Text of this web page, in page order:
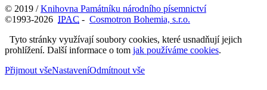
© 2019 /Knihovna Památníku národního písemnictví
©1993-2026 IPAC - Cosmotron Bohemia, s.r.o.
Tyto stránky využívají soubory cookies, které usnadňují jejich
prohlížení. Další informace o tom jak používáme cookies.
Přijmout všeNastaveníOdmítnout vše